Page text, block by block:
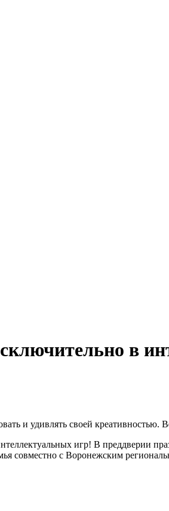
в
и удивлять своей
игр! В преддверии
совместно с Воронежским